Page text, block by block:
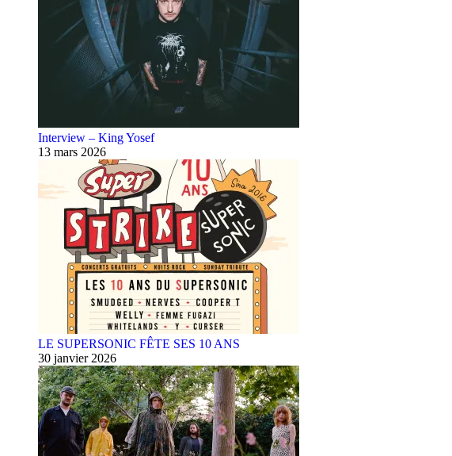
Interview – King Yosef
13 mars 2026
LE SUPERSONIC FÊTE SES 10 ANS
30 janvier 2026